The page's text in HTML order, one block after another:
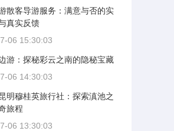
散客导游服务：满意与否的实
真实反馈
06 15:30:03
游：探秘彩云之南的隐秘宝藏
06 14:30:03
明穆桂英旅行社：探索滇池之
旅程
06 13:30:03